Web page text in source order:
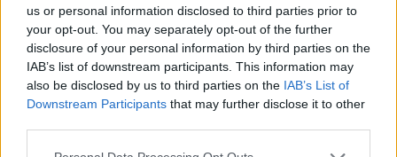
us or personal information disclosed to third parties prior to
your opt-out. You may separately opt-out of the further
disclosure of your personal information by third parties on the
IAB’s list of downstream participants. This information may
also be disclosed by us to third parties on the IAB’s List of
Downstream Participants that may further disclose it to other
Topping:
1 dl jordnötter, salta
Vispa smöret mjukt och tillsätt jordnötssmöret. Vispa
samman.